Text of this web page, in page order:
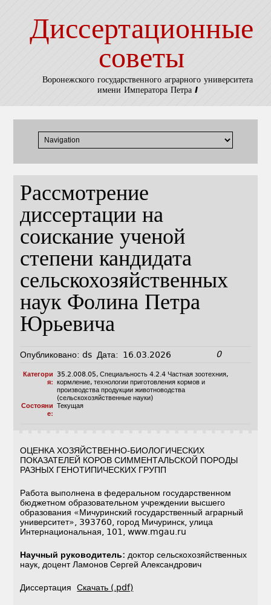
Диссертационные
советы
Воронежского государственного аграрного университета
имени Императора Петра I
Рассмотрение
диссертации на
соискание ученой
степени кандидата
сельскохозяйственных
наук Фолина Петра
Юрьевича
Опубликовано: ds Дата: 16.03.2026 0
Категори
я:
35.2.008.05, Специальность 4.2.4 Частная зоотехния,
кормление, технологии приготовления кормов и
производства продукции животноводства
(сельскохозяйственные науки)
Состояни
е:
Текущая
ОЦЕНКА ХОЗЯЙСТВЕННО-БИОЛОГИЧЕСКИХ
ПОКАЗАТЕЛЕЙ КОРОВ СИММЕНТАЛЬСКОЙ ПОРОДЫ
РАЗНЫХ ГЕНОТИПИЧЕСКИХ ГРУПП
Работа выполнена в федеральном государственном
бюджетном образовательном учреждении высшего
образования «Мичуринский государственный аграрный
университет», 393760, город Мичуринск, улица
Интернациональная, 101, www.mgau.ru
Научный руководитель: доктор сельскохозяйственных
наук, доцент Ламонов Сергей Александрович
ДиссертацияСкачать (.pdf)